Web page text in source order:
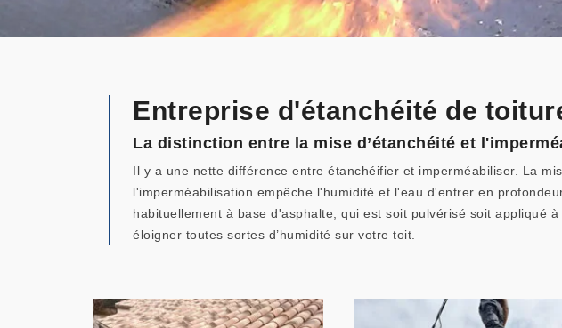
Entreprise d'étanchéité de
La distinction entre la mise d’étanchéité et
Il y a une nette différence entre étanchéifier et imperméabiliser. La
l'imperméabilisation empêche l'humidité et l'eau d'entrer en
habituellement à base d'asphalte, qui est soit pulvérisé soit appliqué
éloigner toutes sortes d’humidité sur votre toit.